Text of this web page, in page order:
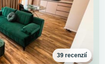
39 recenzií